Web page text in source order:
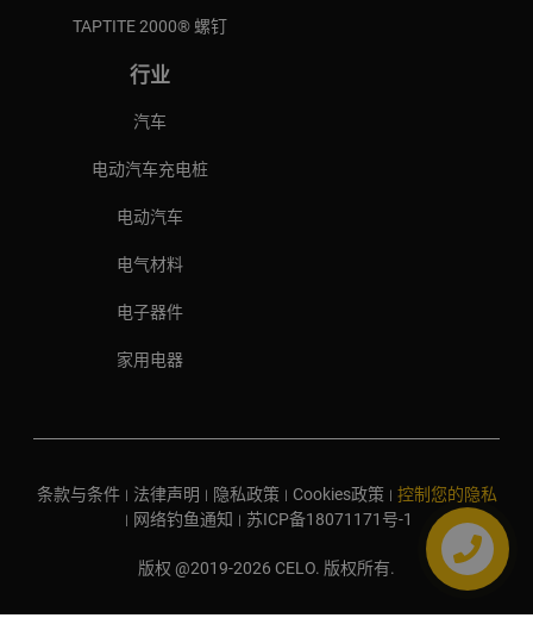
TAPTITE 2000® 螺钉
行业
汽车
电动汽车充电桩
电动汽车
电气材料
电子器件
家用电器
条款与条件 | 法律声明 | 隐私政策 | Cookies政策 | 控制您的隐私
| 网络钓鱼通知 | 苏ICP备18071171号-1
版权 @2019-2026 CELO. 版权所有.